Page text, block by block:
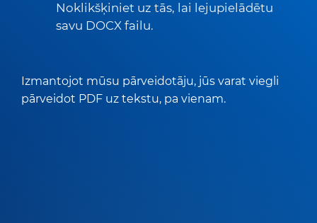
Noklikšķiniet uz tās, lai lejupielādētu
savu DOCX failu.
Izmantojot mūsu pārveidotāju, jūs varat viegli
pārveidot PDF uz tekstu, pa vienam.